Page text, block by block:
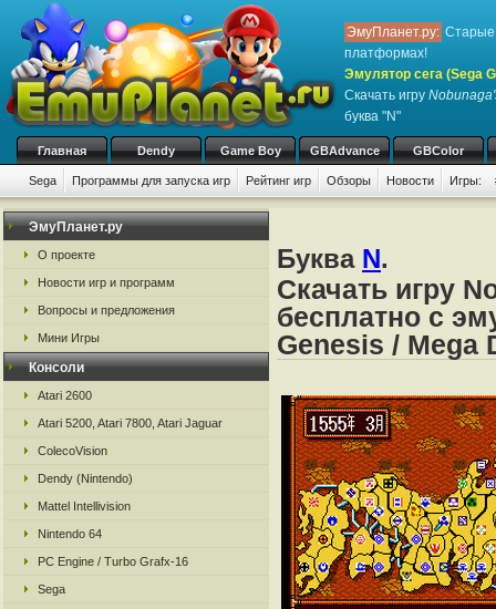
ЭмуПланет.ру: Старые
платформах!
Эмулятор сега (Sega
Скачать игру
буква "N"
Главная Dendy Game Boy GBAdvance GBColor
Sega Программы для запуска игр Рейтинг игр Обзоры Новости Игры:
ЭмуПланет.ру
О проекте
Новости игр и программ
Вопросы и предложения
Мини Игры
Консоли
Atari 2600
Atari 5200, Atari 7800, Atari Jaguar
ColecoVision
Dendy (Nintendo)
Mattel Intellivision
Nintendo 64
PC Engine / Turbo Grafx-16
Sega
Буква N.
Скачать игру
бесплатно с
Genesis / Mega